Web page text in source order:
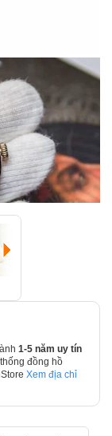
1-5 năm uy tín
đồng hồ
Xem địa chỉ